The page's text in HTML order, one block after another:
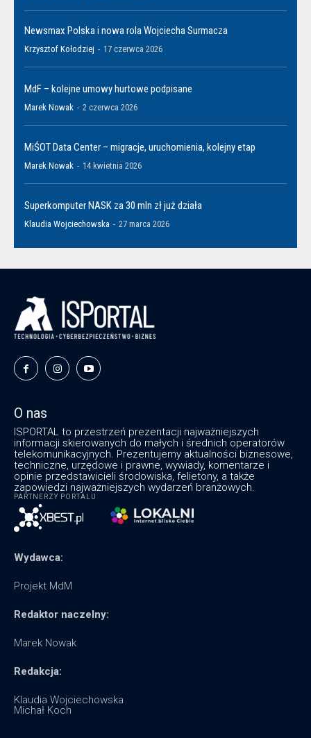
Newsmax Polska i nowa rola Wojciecha Surmacza
Krzysztof Kołodziej - 17 czerwca 2026
MdF – kolejne umowy hurtowe podpisane
Marek Nowak - 2 czerwca 2026
MiŚOT Data Center – migracje, uruchomienia, kolejny etap
Marek Nowak - 14 kwietnia 2026
Superkomputer NASK za 30 mln zł już działa
Klaudia Wojciechowska - 27 marca 2026
O nas
ISPORTAL to przestrzeń prezentacji najważniejszych
informacji skierowanych do małych i średnich operatorów
telekomunikacyjnych. Prezentujemy aktualności biznesowe,
techniczne, urzędowe i prawne, wywiady, komentarze i
opinie przedstawicieli środowiska, felietony, a także
zapowiedzi najważniejszych wydarzeń branżowych.
PARTNERZY PORTALU
Wydawca:
Projekt MdM
Redaktor naczelny:
Marek Nowak
Redakcja:
Klaudia Wojciechowska
Michał Koch